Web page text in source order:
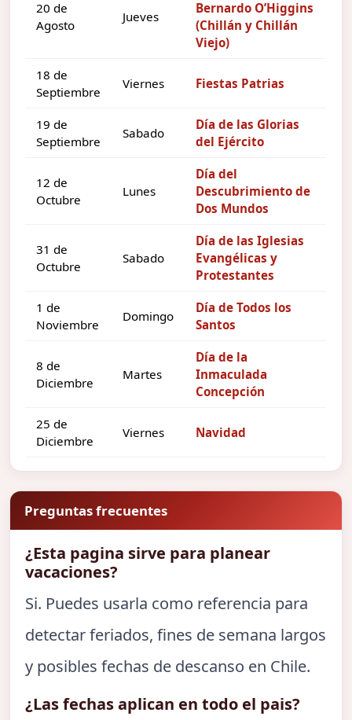
20 de
Agosto
Jueves
Bernardo O’Higgins
(Chillán y Chillán
Viejo)
18 de
Septiembre
Viernes Fiestas Patrias
19 de
Septiembre
Sabado
Día de las Glorias
del Ejército
12 de
Octubre
Lunes
Día del
Descubrimiento de
Dos Mundos
31 de
Octubre
Sabado
Día de las Iglesias
Evangélicas y
Protestantes
1 de
Noviembre
Domingo
Día de Todos los
Santos
8 de
Diciembre
Martes
Día de la
Inmaculada
Concepción
25 de
Diciembre
Viernes Navidad
Preguntas frecuentes
¿Esta pagina sirve para planear
vacaciones?
Si. Puedes usarla como referencia para
detectar feriados, fines de semana largos
y posibles fechas de descanso en Chile.
¿Las fechas aplican en todo el pais?